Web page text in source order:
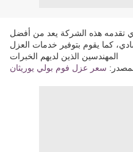
تقدمه هذه الشركة يعد من أفضل
كما يقوم بتوفير خدمات العزل
المهندسين الذين لديهم الخبرات
سعر عزل فوم بولي يوريثان